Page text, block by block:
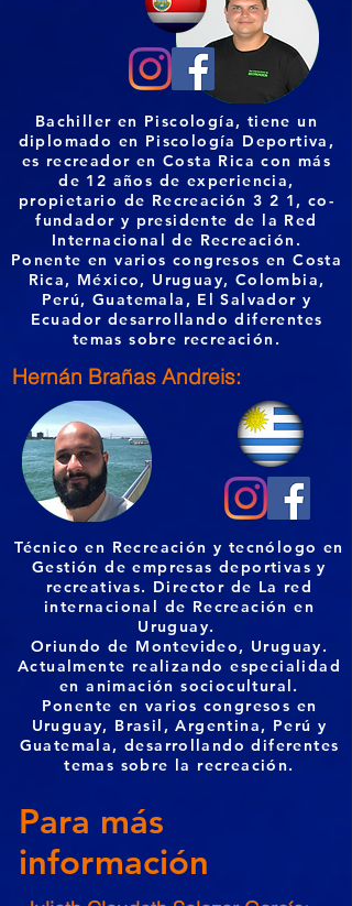
Bachiller en Piscología, tiene un
diplomado en Piscología Deportiva,
es recreador en Costa Rica con más
de 12 años de experiencia,
propietario de Recreación 3 2 1, co-
fundador y presidente de la Red
Internacional de Recreación.
Ponente en varios congresos en Costa
Rica, México, Uruguay, Colombia,
Perú, Guatemala, El Salvador y
Ecuador desarrollando diferentes
temas sobre recreación.
Hernán Brañas Andreis:
Técnico en Recreación y tecnólogo en
Gestión de empresas deportivas y
recreativas. Director de La red
internacional de Recreación en
Uruguay.
Oriundo de Montevideo, Uruguay.
Actualmente realizando especialidad
en animación sociocultural.
Ponente en varios congresos en
Uruguay, Brasil, Argentina, Perú y
Guatemala, desarrollando diferentes
temas sobre la recreación.
Para más
información